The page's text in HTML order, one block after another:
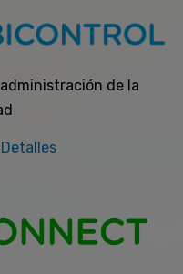
de la